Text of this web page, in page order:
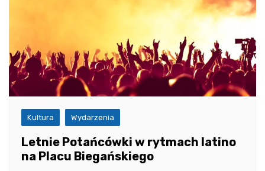
Kultura Wydarzenia
Letnie Potańcówki w rytmach latino
na Placu Biegańskiego